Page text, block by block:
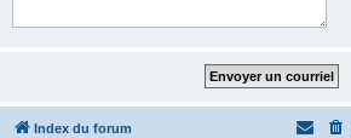
Index du forum